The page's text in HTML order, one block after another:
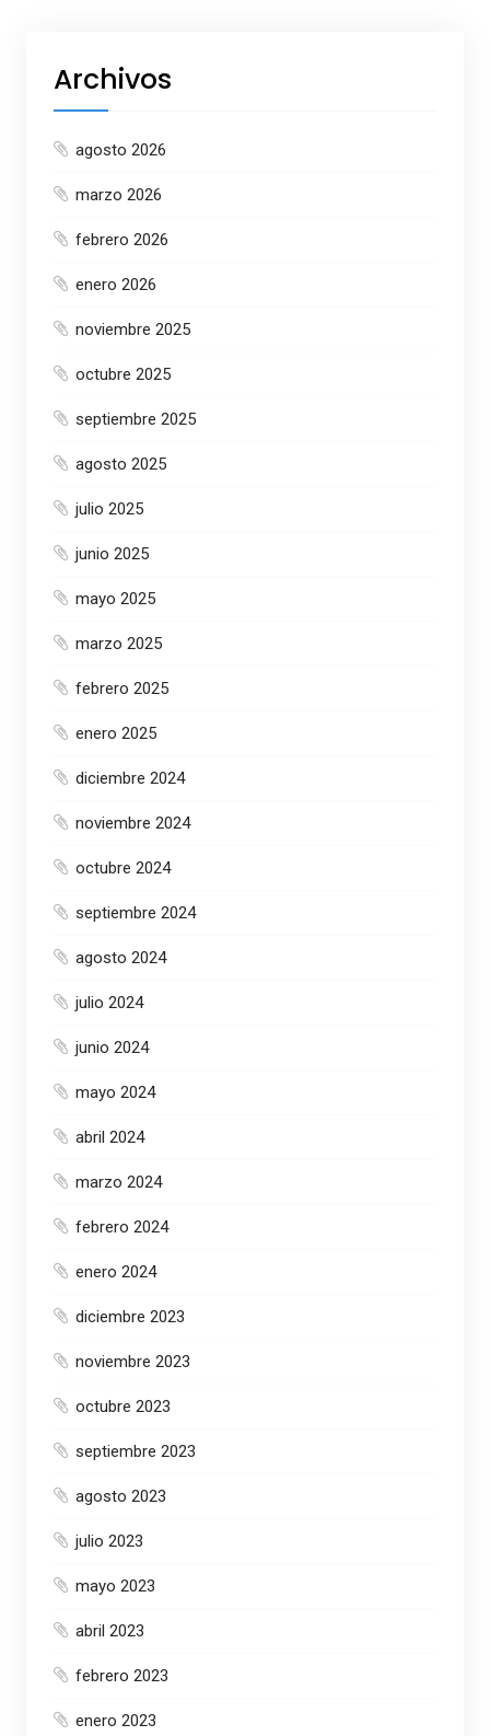
Archivos
agosto 2026
marzo 2026
febrero 2026
enero 2026
noviembre 2025
octubre 2025
septiembre 2025
agosto 2025
julio 2025
junio 2025
mayo 2025
marzo 2025
febrero 2025
enero 2025
diciembre 2024
noviembre 2024
octubre 2024
septiembre 2024
agosto 2024
julio 2024
junio 2024
mayo 2024
abril 2024
marzo 2024
febrero 2024
enero 2024
diciembre 2023
noviembre 2023
octubre 2023
septiembre 2023
agosto 2023
julio 2023
mayo 2023
abril 2023
febrero 2023
enero 2023